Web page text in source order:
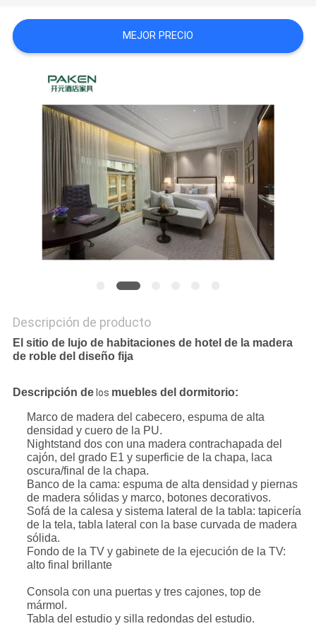
SITIO
PRIVACY
POLICY
MEJOR PRECIO
Descripción de producto
El sitio de lujo de habitaciones de hotel de la madera
de roble del diseño fija
Descripción delos muebles del dormitorio:
Marco de madera del cabecero, espuma de alta
densidad y cuero de la PU.
Nightstand dos con una madera contrachapada del
cajón, del grado E1 y superficie de la chapa, laca
oscura/final de la chapa.
Banco de la cama: espuma de alta densidad y piernas
de madera sólidas y marco, botones decorativos.
Sofá de la calesa y sistema lateral de la tabla: tapicería
de la tela, tabla lateral con la base curvada de madera
sólida.
Fondo de la TV y gabinete de la ejecución de la TV:
alto final brillante
Consola con una puertas y tres cajones, top de
mármol.
Tabla del estudio y silla redondas del estudio.